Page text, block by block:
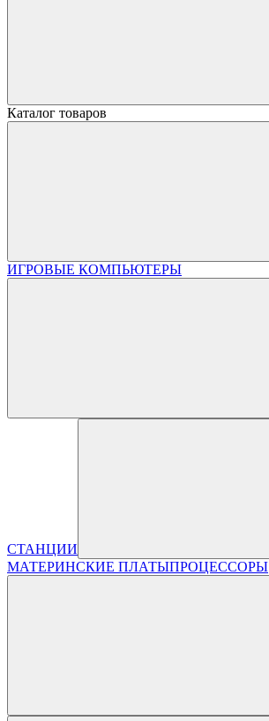
Каталог товаров
ИГРОВЫЕ КОМПЬЮТЕРЫ
СТАНЦИИ
МАТЕРИНСКИЕ ПЛАТЫПРОЦЕССОРЫ